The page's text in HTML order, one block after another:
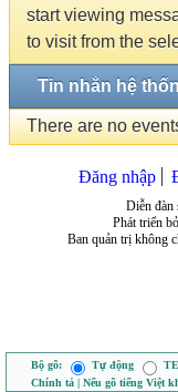
start viewing
to visit from the
Tin nhắn hệ
There are no
Đăng nhập
Diễn đàn
Phát triển
Ban quản trị không
Bộ gõ: Tự động
Chính tả | Nếu gõ tiếng Việt